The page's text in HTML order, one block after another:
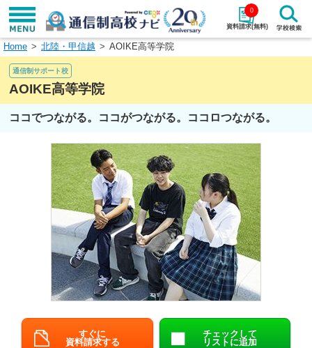
資料請求(無料)
0
学校名で探す
エリアから探す 特徴から探す
エリアを選択して探す
北海道・東北
北陸・甲信越
中国
九州・沖縄
閉じる
Home 北陸・甲信越 AOIKE高等学院
通信制サポート校
AOIKE高等学院
ココでつながる。ココがつながる。ココロつながる。
すぐに
資料請求する
チェックして
リストに追加